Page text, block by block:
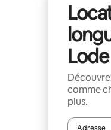
Lode
comme
plus.